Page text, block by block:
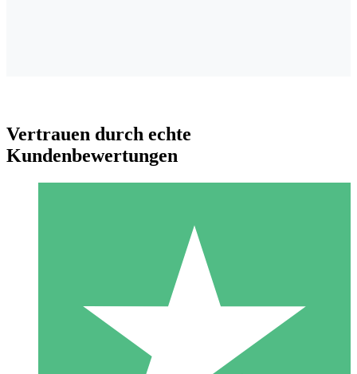
Individuelle Credit-Pakete
Zahlen Sie nach Bedarf mit Download-Credits. Keine
monatliche Verpflichtung erforderlich.
Vertrauen durch echte
Kundenbewertungen